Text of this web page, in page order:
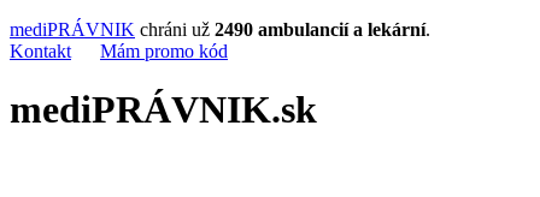
mediPRÁVNIK chráni už 2490 ambulancií a lekární.
Kontakt
Mám promo kód
mediPRÁVNIK.sk